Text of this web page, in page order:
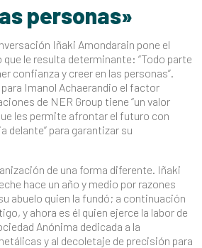
personas»
Iñaki Amondarain pone el
le resulta determinante: “Todo parte
confianza y creer en las personas”.
Imanol Achaerandio el factor
de NER Group tiene “un valor
les permite afrontar el futuro con
delante” para garantizar su
de una forma diferente. Iñaki
hace un año y medio por razones
abuelo quien la fundó; a continuación
y ahora es él quien ejerce la labor de
Anónima dedicada a la
y al decoletaje de precisión para